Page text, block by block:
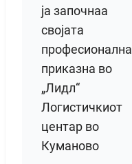
ја започнаа
својата
професионална
приказна во
„Лидл“
Логистичкиот
центар во
Куманово